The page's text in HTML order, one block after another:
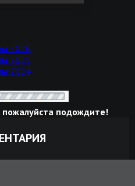
2026
2025
2024
пожалуйста подождите!